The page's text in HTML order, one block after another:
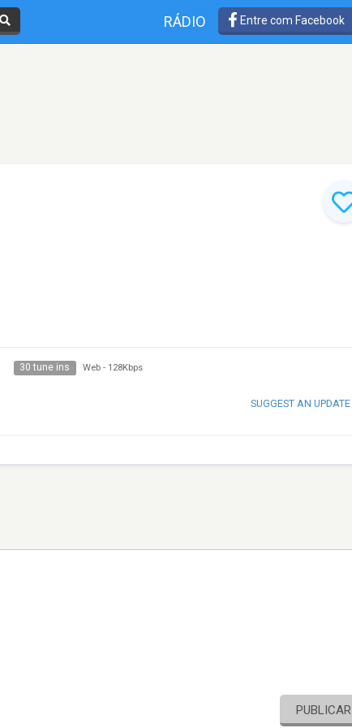
RÁDIO Entre com Facebook
30 tune ins Web - 128Kbps
SUGGEST AN UPDATE
PUBLICAR